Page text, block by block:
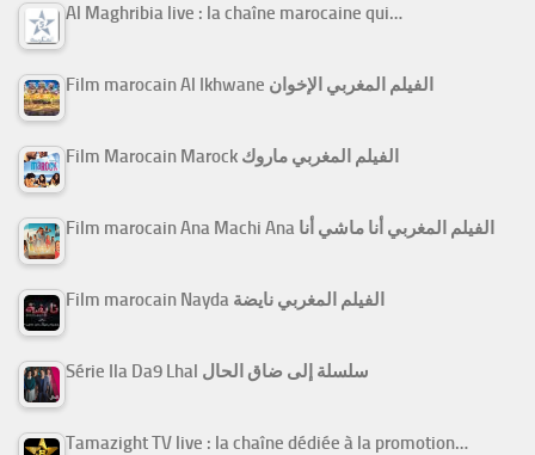
Al Maghribia live : la chaîne marocaine qui…
Film marocain Al Ikhwane الفيلم المغربي الإخوان
Film Marocain Marock الفيلم المغربي ماروك
Film marocain Ana Machi Ana الفيلم المغربي أنا ماشي أنا
Film marocain Nayda الفيلم المغربي نايضة
Série Ila Da9 Lhal سلسلة إلى ضاق الحال
Tamazight TV live : la chaîne dédiée à la promotion…